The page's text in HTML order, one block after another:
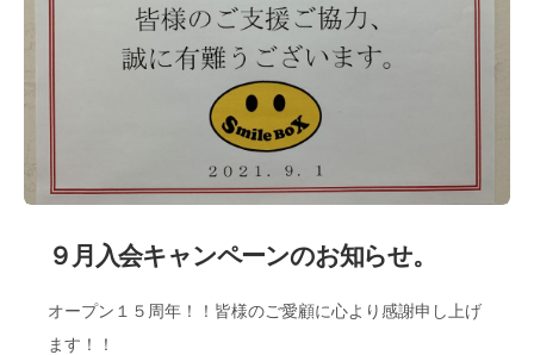
９月入会キャンペーンのお知らせ。
オープン１５周年！！皆様のご愛顧に心より感謝申し上げ
ます！！